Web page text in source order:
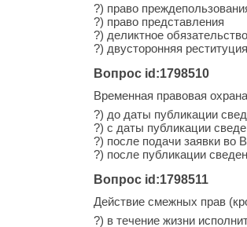
?) право
?) право представления
?) деликтное обязательство
?) двусторонняя реституция
Вопрос id:1798510
Временная правовая
?) до даты публикации
?) с даты публикации
?) после подачи заявки
?) после публикации
Вопрос id:1798511
Действие смежных прав
?) в течение жизни